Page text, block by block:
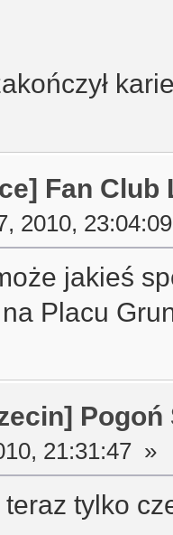
Fan Club
2010,
jakieś
Placu
Pogoń
21:31:47 »
teraz tylko